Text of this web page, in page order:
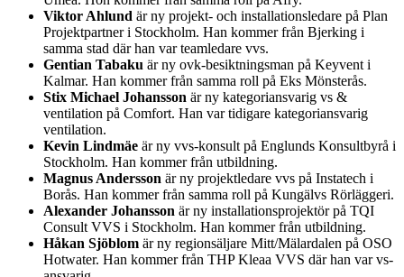
Viktor Ahlund är ny projekt- och installationsledare på Plan
Projektpartner i Stockholm. Han kommer från Bjerking i
samma stad där han var teamledare vvs.
Gentian Tabaku är ny ovk-besiktningsman på Keyvent i
Kalmar. Han kommer från samma roll på Eks Mönsterås.
Stix Michael Johansson är ny kategoriansvarig vs &
ventilation på Comfort. Han var tidigare kategoriansvarig
ventilation.
Kevin Lindmäe är ny vvs-konsult på Englunds Konsultbyrå i
Stockholm. Han kommer från utbildning.
Magnus Andersson är ny projektledare vvs på Instatech i
Borås. Han kommer från samma roll på Kungälvs Rörläggeri.
Alexander Johansson är ny installationsprojektör på TQI
Consult VVS i Stockholm. Han kommer från utbildning.
Håkan Sjöblom är ny regionsäljare Mitt/Mälardalen på OSO
Hotwater. Han kommer från THP Kleaa VVS där han var vs-